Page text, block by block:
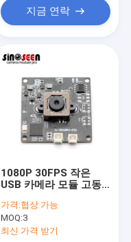
지금 연락
1080P 30FPS 작은
USB 카메라 모듈 고동
센서
가격:협상 가능
MOQ:3
최신 가격 받기